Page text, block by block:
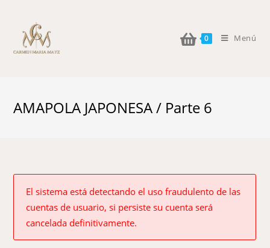
0 Menú
AMAPOLA JAPONESA / Parte 6
El sistema está detectando el uso fraudulento de las
cuentas de usuario, si persiste su cuenta será
cancelada definitivamente.